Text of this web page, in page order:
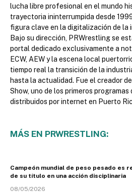
lucha libre profesional en el mundo
trayectoria ininterrumpida desde
figura clave en la digitalización de la
Bajo su dirección, PRWrestling se
portal dedicado exclusivamente a
ECW, AEW y la escena local
tiempo real la transición de la
hasta la actualidad. Fue el creador
Show, uno de los primeros
distribuidos por internet en Puerto
MÁS EN PRWRESTLING:
Campeón mundial de peso pesado es
de su título en una acción disciplinaria
08/05/2026